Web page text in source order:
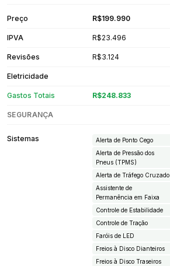
Preço R$199.990
IPVA R$23.496
Revisões R$3.124
Eletricidade
Gastos Totais R$248.833
SEGURANÇA
Sistemas
Alerta de Ponto Cego
Alerta de Pressão dos
Pneus (TPMS)
Alerta de Tráfego Cruzado
Assistente de
Permanência em Faixa
Controle de Estabilidade
Controle de Tração
Faróis de LED
Freios à Disco Dianteiros
Freios à Disco Traseiros